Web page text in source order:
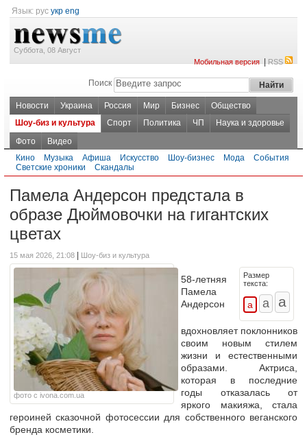
Язык: рус укр eng
Суббота, 08 Август
Мобильная версия|RSS
Поиск
Новости Украина Россия Мир Бизнес
Общество
Шоу-биз и культура
Спорт Политика ЧП
Наука и здоровье
Фото
Видео
Кино
Музыка Афиша Искусство Шоу-бизнес Мода
События
Светские хроники
Скандалы
Памела Андерсон предстала в
образе Дюймовочки на гигантских
цветах
15 мая 2026, 21:08 Шоу-биз и культура
фото с ivona.com.ua
Размер
текста:
58-летняя
Памела
Андерсон
вдохновляет поклонников
своим новым стилем
жизни и естественными
образами. Актриса,
которая в последние
годы отказалась от
яркого макияжа, стала
героиней сказочной фотосессии для собственного веганского
бренда косметики.